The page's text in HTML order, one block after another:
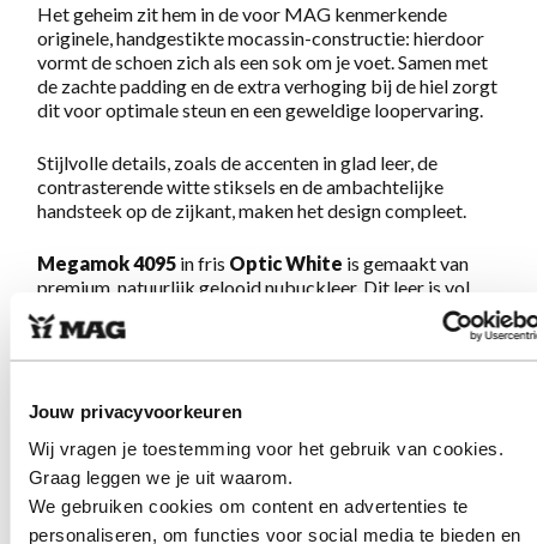
Jouw privacyvoorkeuren
Wij vragen je toestemming voor het gebruik van cookies.
Graag leggen we je uit waarom.
We gebruiken cookies om content en advertenties te
personaliseren, om functies voor social media te bieden en
Het geheim zit hem in de voor MAG kenmerkende
originele, handgestikte mocassin-constructie: hierdoor
vormt de schoen zich als een sok om je voet. Samen met
de zachte padding en de extra verhoging bij de hiel zorgt
dit voor optimale steun en een geweldige loopervaring.
Stijlvolle details, zoals de accenten in glad leer, de
contrasterende witte stiksels en de ambachtelijke
handsteek op de zijkant, maken het design compleet.
Megamok 4095 in fris Optic White is gemaakt van
premium, natuurlijk gelooid nubuckleer. Dit leer is vol
van dikte, sterk en duurzaam. Door het zacht geschuurde
oppervlak voelt het leer direct soepel aan.
meer uit!
Eigenschappen Megamok 4095 Optic
White